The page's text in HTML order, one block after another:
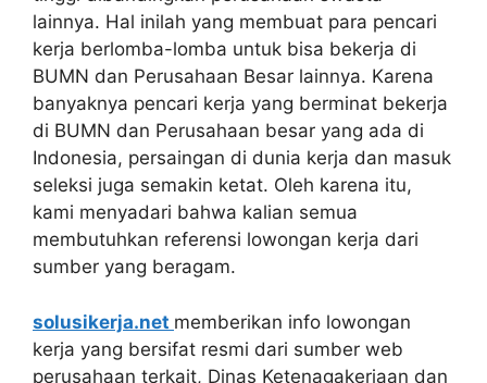
lainnya. Hal inilah yang membuat para pencari
kerja berlomba-lomba untuk bisa bekerja di
BUMN dan Perusahaan Besar lainnya. Karena
banyaknya pencari kerja yang berminat bekerja
di BUMN dan Perusahaan besar yang ada di
Indonesia, persaingan di dunia kerja dan masuk
seleksi juga semakin ketat. Oleh karena itu,
kami menyadari bahwa kalian semua
membutuhkan referensi lowongan kerja dari
sumber yang beragam.
solusikerja.net memberikan info lowongan
kerja yang bersifat resmi dari sumber web
perusahaan terkait, Dinas Ketenagakerjaan dan